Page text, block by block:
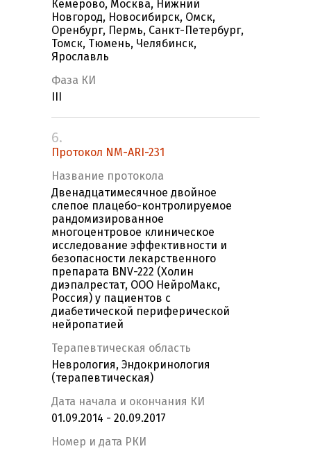
Кемерово, Москва, Нижний
Новгород, Новосибирск, Омск,
Оренбург, Пермь, Санкт-Петербург,
Томск, Тюмень, Челябинск,
Ярославль
Фаза КИ
6.
Протокол NM-ARI-231
Название протокола
Двенадцатимесячное двойное
слепое плацебо-контролируемое
рандомизированное
многоцентровое клиническое
исследование эффективности и
безопасности лекарственного
препарата BNV-222 (Холин
диэпалрестат, ООО НейроМакс,
Россия) у пациентов с
диабетической периферической
нейропатией
Терапевтическая область
Неврология, Эндокринология
(терапевтическая)
Дата начала и окончания КИ
01.09.2014 - 20.09.2017
Номер и дата РКИ